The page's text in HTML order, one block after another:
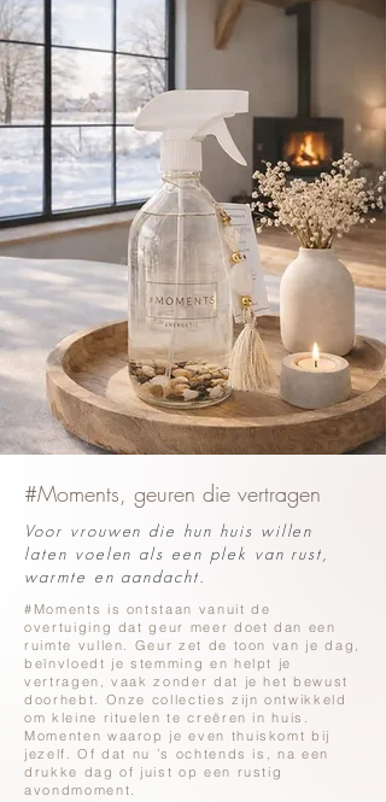
#Moments, geuren die vertragen
Voor vrouwen die hun huis willen
laten voelen als een plek van rust,
warmte en aandacht.
#Moments is ontstaan vanuit de
overtuiging dat geur meer doet dan een
ruimte vullen. Geur zet de toon van je dag,
beïnvloedt je stemming en helpt je
vertragen, vaak zonder dat je het bewust
doorhebt. Onze collecties zijn ontwikkeld
om kleine rituelen te creëren in huis.
Momenten waarop je even thuiskomt bij
jezelf. Of dat nu ’s ochtends is, na een
drukke dag of juist op een rustig
avondmoment.